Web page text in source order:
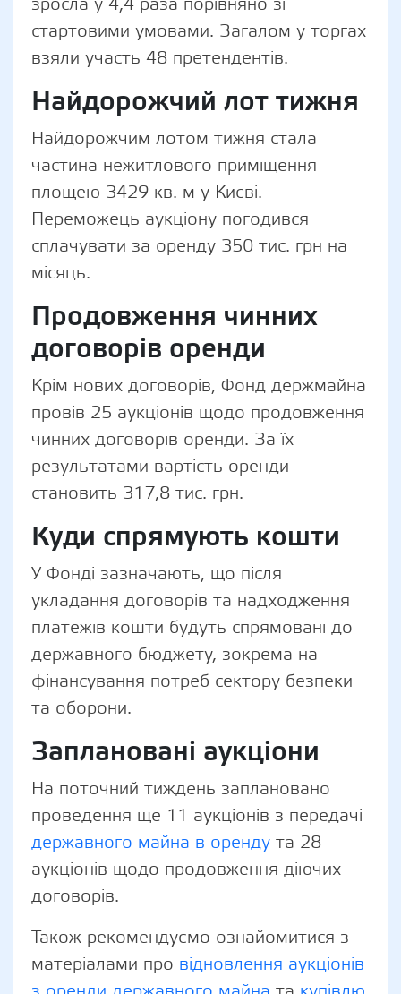
стартовими умовами. Загалом у торгах
взяли участь 48 претендентів.
Найдорожчий лот тижня
Найдорожчим лотом тижня стала
частина нежитлового приміщення
площею 3429 кв. м у Києві.
Переможець аукціону погодився
сплачувати за оренду 350 тис. грн на
місяць.
Продовження чинних
договорів оренди
Крім нових договорів, Фонд держмайна
провів 25 аукціонів щодо продовження
чинних договорів оренди. За їх
результатами вартість оренди
становить 317,8 тис. грн.
Куди спрямують кошти
У Фонді зазначають, що після
укладання договорів та надходження
платежів кошти будуть спрямовані до
державного бюджету, зокрема на
фінансування потреб сектору безпеки
та оборони.
Заплановані аукціони
На поточний тиждень заплановано
проведення ще 11 аукціонів з передачі
державного майна в оренду та 28
аукціонів щодо продовження діючих
договорів.
Також рекомендуємо ознайомитися з
матеріалами про відновлення аукціонів